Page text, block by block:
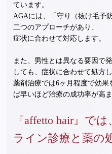
ています。
AGAには、「守り（抜け毛予
二つのアプローチがあり、
症状に合わせて対応します。
また、男性とは異なる要因で
しても、症状に合わせて処方し
薬剤治療では6ヶ月程度で効
ば早いほど治療の成功率が高ま
『affetto hair』で
ライン診療と薬の